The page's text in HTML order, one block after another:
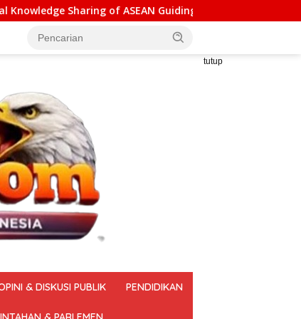
Guiding Principles for Effective Social Forestry Legal
tutup
& DISKUSI PUBLIK PENDIDIKAN